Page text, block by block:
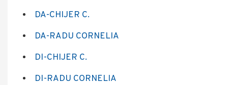
DA-CHIJER C.
DA-RADU CORNELIA
DI-CHIJER C.
DI-RADU CORNELIA